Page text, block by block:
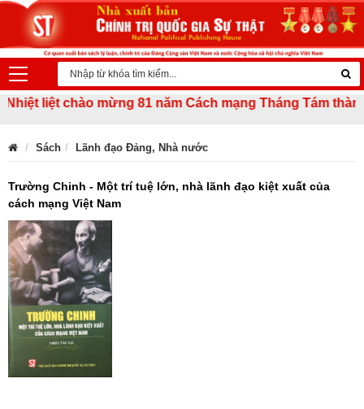
liệt chào mừng 81 năm Cách mạng Tháng Tám thành
Sách Lãnh đạo Đảng, Nhà nước
Trường Chinh - Một trí tuệ lớn, nhà lãnh đạo kiệt xuất của
cách mạng Việt Nam